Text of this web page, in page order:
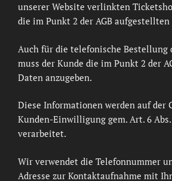
unserer Website verlinkten
die im Punkt 2 der AGB aufgestellten
Auch für die telefonische
muss der Kunde die im Punkt 2 der
Daten anzugeben.
Diese Informationen werden auf der
Kunden-Einwilligung gem. Art. 6 Abs.
verarbeitet.
Wir verwendet die Telefonnummer
Adresse zur Kontaktaufnahme mit